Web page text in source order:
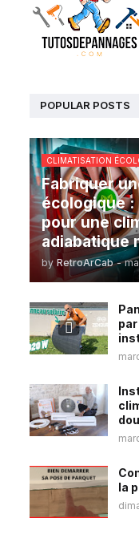
POPULAR POSTS
CLIMATISATION
Fabriquer
écologique
pour une
adiabatique
by RetroArCab -
la